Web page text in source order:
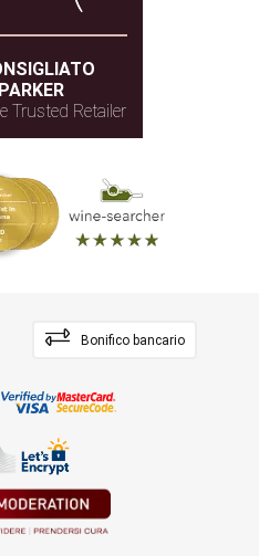
Trusted Retailer
Bonifico bancario